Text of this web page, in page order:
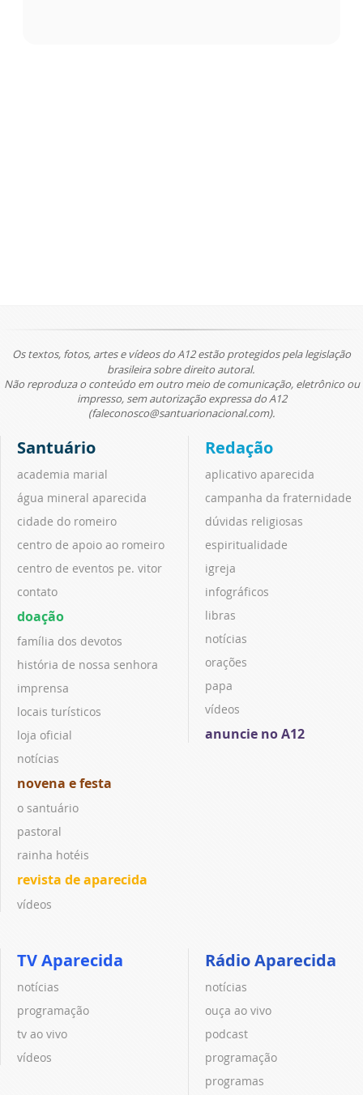
Os textos, fotos, artes e vídeos do A12 estão protegidos pela legislação
brasileira sobre direito autoral.
Não reproduza o conteúdo em outro meio de comunicação, eletrônico ou
impresso, sem autorização expressa do A12
(faleconosco@santuarionacional.com).
Santuário
academia marial
água mineral aparecida
cidade do romeiro
centro de apoio ao romeiro
centro de eventos pe. vitor
contato
doação
família dos devotos
história de nossa senhora
imprensa
locais turísticos
loja oficial
notícias
novena e festa
o santuário
pastoral
rainha hotéis
revista de aparecida
vídeos
Redação
aplicativo aparecida
campanha da fraternidade
dúvidas religiosas
espiritualidade
igreja
infográficos
libras
notícias
orações
papa
vídeos
anuncie no A12
TV Aparecida
notícias
programação
tv ao vivo
vídeos
Rádio Aparecida
notícias
ouça ao vivo
podcast
programação
programas